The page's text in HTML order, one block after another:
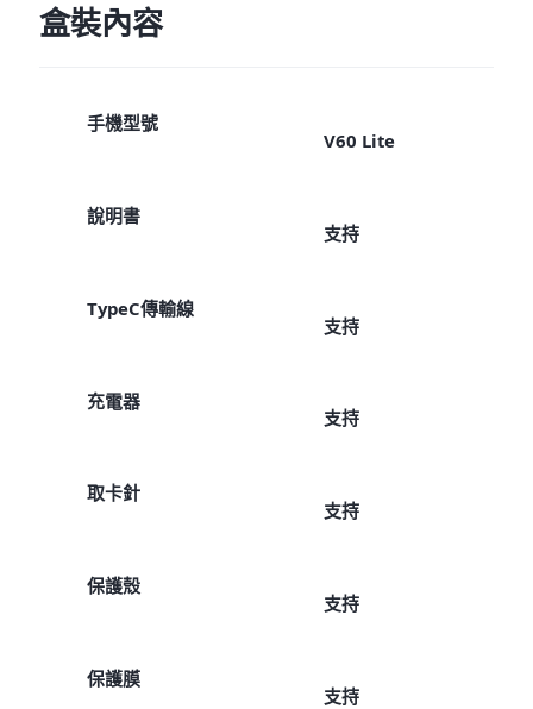
盒裝內容
手機型號
V60 Lite
說明書
支持
TypeC傳輸線
支持
充電器
支持
取卡針
支持
保護殼
支持
保護膜
支持